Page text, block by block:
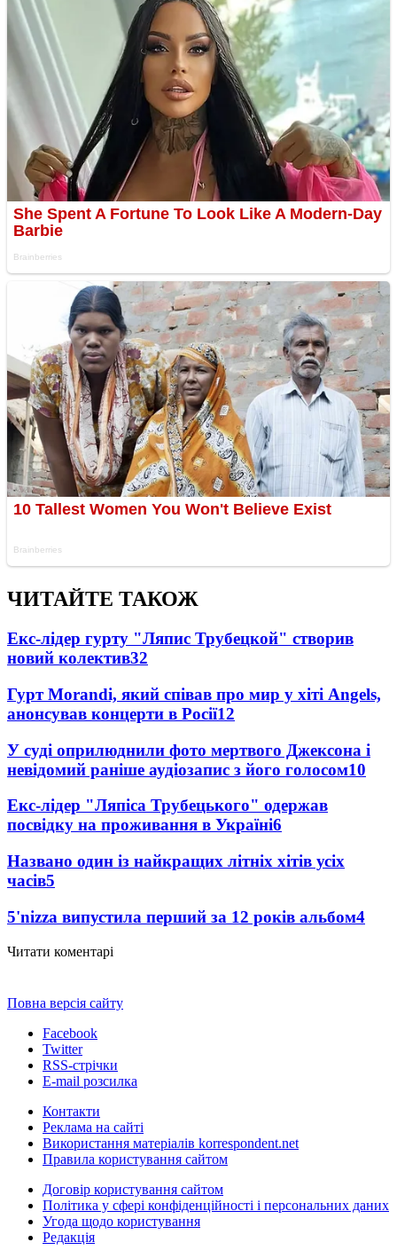
ЧИТАЙТЕ ТАКОЖ
Екс-лідер гурту "Ляпис Трубецкой" створив
новий колектив32
Гурт Morandi, який співав про мир у хіті Angels,
анонсував концерти в Росії12
У суді оприлюднили фото мертвого Джексона і
невідомий раніше аудіозапис з його голосом10
Екс-лідер "Ляпіса Трубецького" одержав
посвідку на проживання в Україні6
Названо один із найкращих літніх хітів усіх
часів5
5'nizza випустила перший за 12 років альбом4
Читати коментарі
Повна версія сайту
Facebook
Twitter
RSS-стрічки
E-mail розсилка
Контакти
Реклама на сайті
Використання матеріалів korrespondent.net
Правила користування сайтом
Договір користування сайтом
Політика у сфері конфіденційності і персональних даних
Угода щодо користування
Редакція